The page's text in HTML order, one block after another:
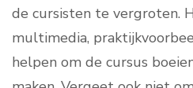
de cursisten te vergroten.
multimedia,
helpen om de cursus